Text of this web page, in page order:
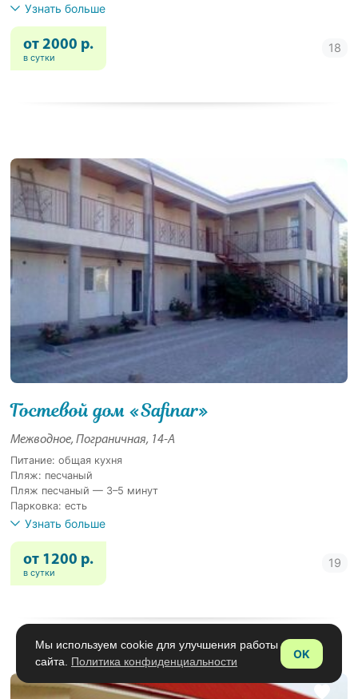
Узнать больше
от 2000 р.
в сутки
Гостевой дом «Safinar»
Межводное, Пограничная, 14-А
Питание: общая кухня
Пляж: песчаный
Пляж песчаный — 3–5 минут
Парковка: есть
Узнать больше
от 1200 р.
в сутки
Мы используем cookie для улучшения работы
сайта. Политика конфиденциальности
OK